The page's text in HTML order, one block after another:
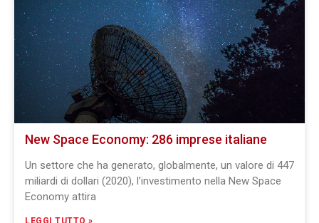
New Space Economy: 286 imprese italiane
Un settore che ha generato, globalmente, un valore di 447
miliardi di dollari (2020), l’investimento nella New Space
Economy attira
LEGGI TUTTO »